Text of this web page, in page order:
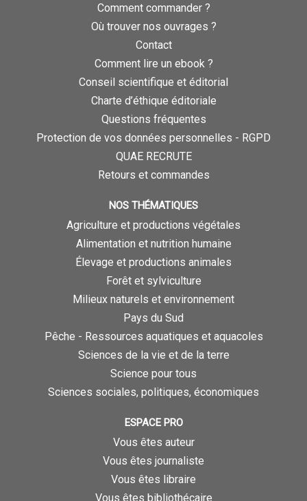
Comment commander ?
Où trouver nos ouvrages ?
Contact
Comment lire un ebook ?
Conseil scientifique et éditorial
Charte d’éthique éditoriale
Questions fréquentes
Protection de vos données personnelles - RGPD
QUAE RECRUTE
Retours et commandes
NOS THÉMATIQUES
Agriculture et productions végétales
Alimentation et nutrition humaine
Élevage et productions animales
Forêt et sylviculture
Milieux naturels et environnement
Pays du Sud
Pêche - Ressources aquatiques et aquacoles
Sciences de la vie et de la terre
Science pour tous
Sciences sociales, politiques, économiques
ESPACE PRO
Vous êtes auteur
Vous êtes journaliste
Vous êtes libraire
Vous êtes bibliothécaire